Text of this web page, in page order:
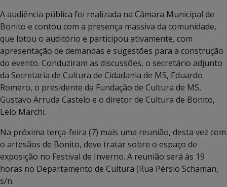
A audiência pública foi realizada na Câmara Municipal de
Bonito e contou com a presença massiva da comunidade,
que lotou o auditório e participou ativamente, com
apresentação de demandas e sugestões para a construção
do evento. Conduziram as discussões, o secretário adjunto
da Secretaria de Cultura de Cidadania de MS, Eduardo
Romero, o presidente da Fundação de Cultura de MS,
Gustavo Arruda Castelo e o diretor de Cultura de Bonito,
Lelo Marchi.
Na próxima terça-feira (7) mais uma reunião, desta vez com
o artesãos de Bonito, deve tratar sobre o espaço de
exposição no Festival de Inverno. A reunião será às 19
horas no Departamento de Cultura (Rua Pérsio Schaman,
s/n.